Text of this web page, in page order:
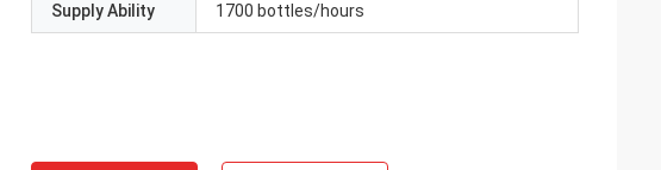
Supply Ability 1700 bottles/hours